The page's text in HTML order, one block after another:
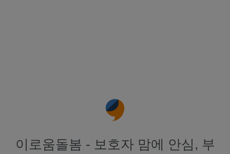
이로움돌봄 - 보호자 맘에 안심, 부